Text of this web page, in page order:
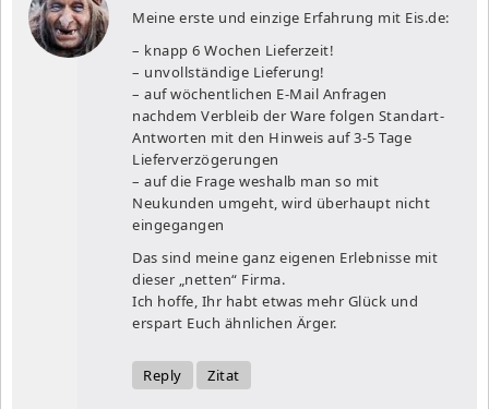
Meine erste und einzige Erfahrung mit Eis.de:
– knapp 6 Wochen Lieferzeit!
– unvollständige Lieferung!
– auf wöchentlichen E-Mail Anfragen
nachdem Verbleib der Ware folgen Standart-
Antworten mit den Hinweis auf 3-5 Tage
Lieferverzögerungen
– auf die Frage weshalb man so mit
Neukunden umgeht, wird überhaupt nicht
eingegangen
Das sind meine ganz eigenen Erlebnisse mit
dieser „netten“ Firma.
Ich hoffe, Ihr habt etwas mehr Glück und
erspart Euch ähnlichen Ärger.
Reply Zitat